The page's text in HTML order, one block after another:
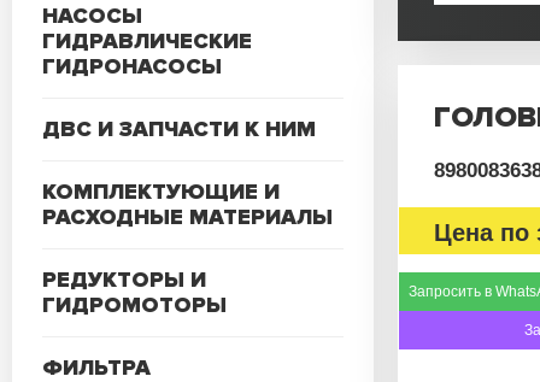
НАСОСЫ
ГИДРАВЛИЧЕСКИЕ
ГИДРОНАСОСЫ
ДВС И ЗАПЧАСТИ К НИМ
КОМПЛЕКТУЮЩИЕ И
РАСХОДНЫЕ МАТЕРИАЛЫ
РЕДУКТОРЫ И
ГИДРОМОТОРЫ
ФИЛЬТРА
Цена по
Запросить в